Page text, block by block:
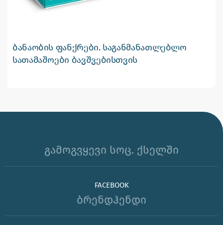
ბანაობის ფანქრები. საგანმანათლებლო
სათამაშოები ბავშვებისთვის
გამოგვყევი სოც. ქსელში
FACEBOOK
ბრენდჰენდი